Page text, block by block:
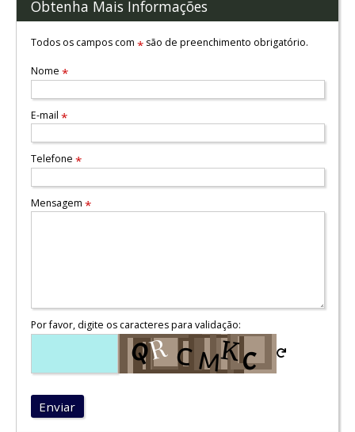
Obtenha Mais Informações
Todos os campos com *são de preenchimento obrigatório.
Nome *
E-mail *
Telefone *
Mensagem *
Por favor, digite os caracteres para validação:
Enviar